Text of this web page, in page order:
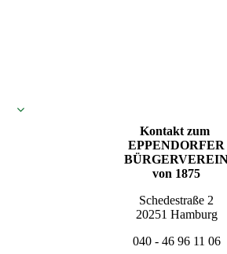
Kontakt zum
EPPENDORFER
von 1875
Schedestraße 2
20251 Hamburg
040 - 46 96 11 06